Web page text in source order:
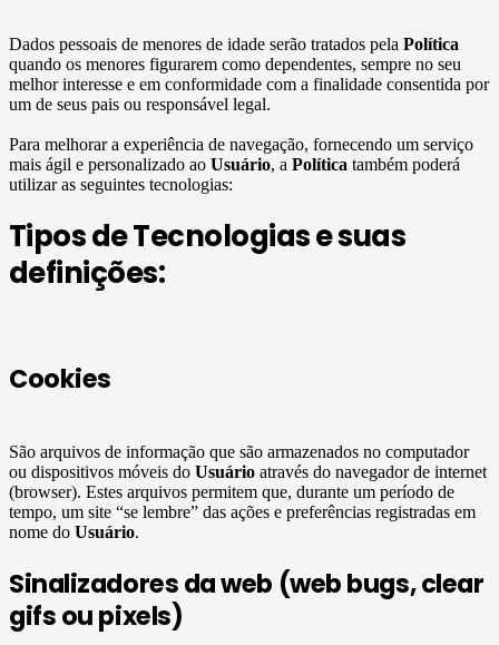
Dados pessoais de menores de idade serão tratados pela Política
quando os menores figurarem como dependentes, sempre no seu
melhor interesse e em conformidade com a finalidade consentida por
um de seus pais ou responsável legal.
Para melhorar a experiência de navegação, fornecendo um serviço
mais ágil e personalizado ao Usuário, a Política também poderá
utilizar as seguintes tecnologias:
Tipos de Tecnologias e suas
definições:
Cookies
São arquivos de informação que são armazenados no computador
ou dispositivos móveis do Usuário através do navegador de internet
(browser). Estes arquivos permitem que, durante um período de
tempo, um site “se lembre” das ações e preferências registradas em
nome do Usuário.
Sinalizadores da web (web bugs, clear
gifs ou pixels)